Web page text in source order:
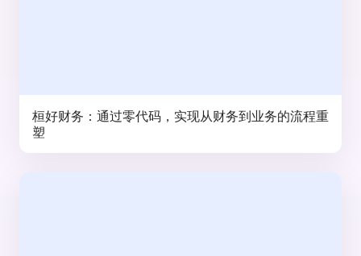
桓好财务：通过零代码，实现从财务到业务的流程重
塑